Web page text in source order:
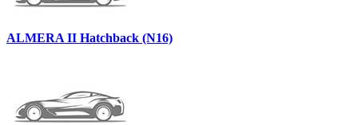
ALMERA II Hatchback (N16)